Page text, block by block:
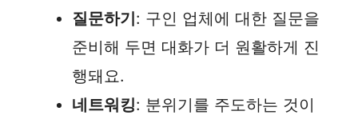
질문하기: 구인 업체에 대한 질문을
준비해 두면 대화가 더 원활하게 진
행돼요.
네트워킹: 분위기를 주도하는 것이